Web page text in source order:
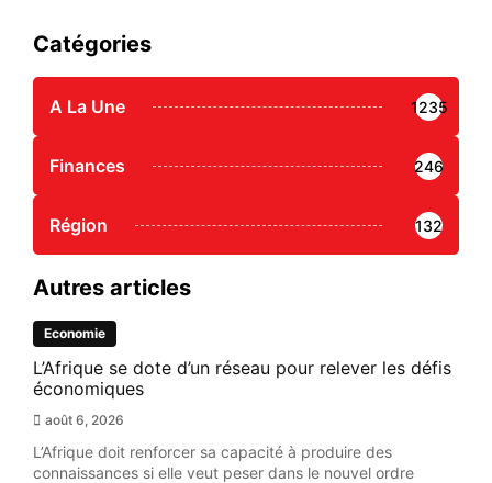
Catégories
A La Une 1235
Finances 246
Région 132
Autres articles
Economie
L’Afrique se dote d’un réseau pour relever les défis
économiques
août 6, 2026
L’Afrique doit renforcer sa capacité à produire des
connaissances si elle veut peser dans le nouvel ordre